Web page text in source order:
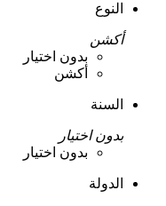
النوع
أكشن
بدون اختيار
أكشن
السنة
بدون اختيار
بدون اختيار
الدولة